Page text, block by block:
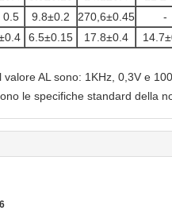
0.5 9.8±0.2 270,6±0.45 -
6.5±0.15 17.8±0.4
AL sono: 1KHz, 0,3V e
le specifiche standard della